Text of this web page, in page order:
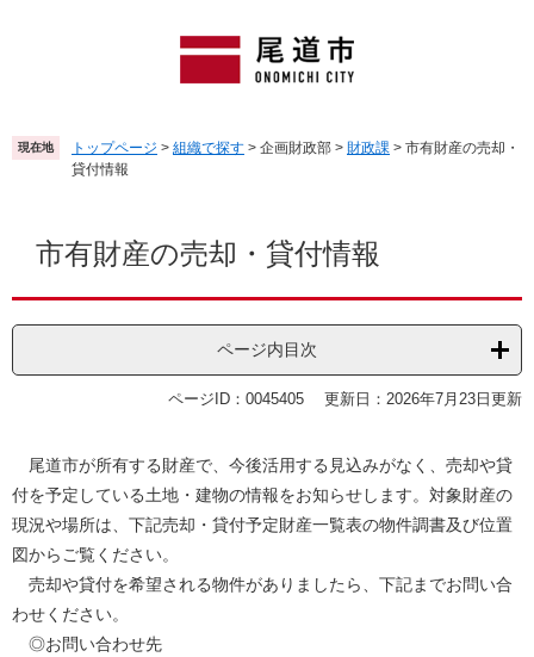
頭
で
飛
ば
現在地 トップページ > 組織で探す > 企画財政部 > 財政課 > 市有財産の売却・
貸付情報
市有財産の売却・貸付情報
ページ内目次
ページID：0045405 更新日：2026年7月23日更新
尾道市が所有する財産で、今後活用する見込みがなく、売却や貸
付を予定している土地・建物の情報をお知らせします。対象財産の
現況や場所は、下記売却・貸付予定財産一覧表の物件調書及び位置
図からご覧ください。
売却や貸付を希望される物件がありましたら、下記までお問い合
わせください。
◎お問い合わせ先